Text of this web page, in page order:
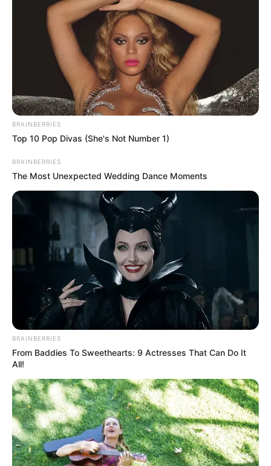
Ακολουθήστε το evianews.com στοGoogle
ΤΑ ΠΙΟ ΔΗΜΟΦΙΛΗ
BRAINBERRIES
Top 10 Pop Divas (She's Not Number 1)
BRAINBERRIES
The Most Unexpected Wedding Dance Moments
BRAINBERRIES
From Baddies To Sweethearts: 9 Actresses That Can Do It
All!